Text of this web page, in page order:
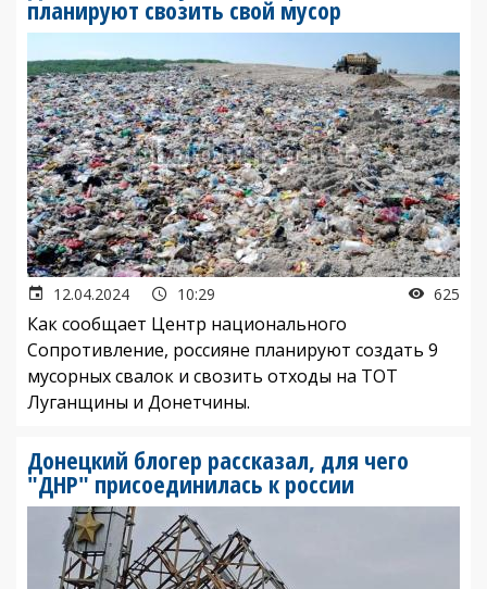
планируют свозить свой мусор
12.04.2024 10:29 625
Как сообщает Центр национального
Сопротивление, россияне планируют создать 9
мусорных свалок и свозить отходы на ТОТ
Луганщины и Донетчины.
Донецкий блогер рассказал, для чего
"ДНР" присоединилась к россии